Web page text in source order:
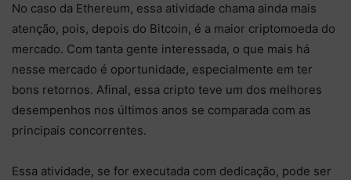
No caso da Ethereum, essa atividade chama ainda mais
atenção, pois, depois do Bitcoin, é a maior criptomoeda do
mercado. Com tanta gente interessada, o que mais há
nesse mercado é oportunidade, especialmente em ter
bons retornos. Afinal, essa cripto teve um dos melhores
desempenhos nos últimos anos se comparada com as
principais concorrentes.
Essa atividade, se for executada com dedicação, pode ser